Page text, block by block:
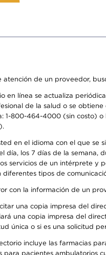
atención de un proveedor,
en línea se actualiza
de la salud o se
1-800-464-4000 (sin costo) o
en el idioma con el que se
día, los 7 días de la
servicios de un intérprete
diferentes tipos de
con la información de un
una copia impresa del
una copia impresa del
única o si es una solicitud
incluye las farmacias
para pacientes ambulatorios